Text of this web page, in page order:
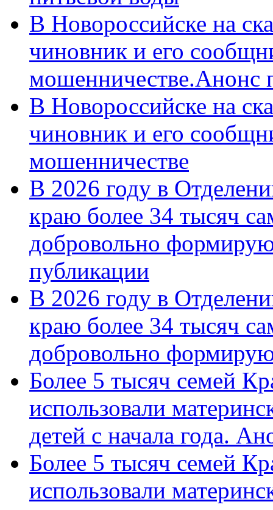
В Новороссийске на
чиновник и его
мошенничестве.Анонс
В Новороссийске на
чиновник и его
мошенничестве
В 2026 году в
краю более 34 тысяч
добровольно
публикации
В 2026 году в
краю более 34 тысяч
добровольно
Более 5 тысяч семей
использовали
детей с начала года.
Более 5 тысяч семей
использовали